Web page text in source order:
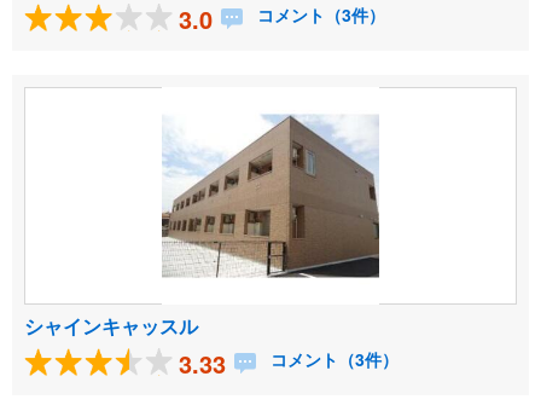
3.0 コメント（3件）
シャインキャッスル
3.33 コメント（3件）